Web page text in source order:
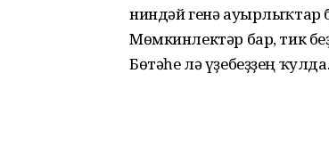
ниндәй генә ауырлыҡтар
Мөмкинлектәр бар, тик
Бөтәһе лә үҙебеҙҙең ҡулда.